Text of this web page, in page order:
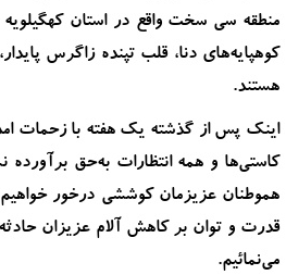
منطقه سی سخت واقع در استان
کوهپایه‌های دنا، قلب تپنده زاگرس
هستند.
اینک پس از گذشته یک هفته با زحمات
کاستی‌ها و همه انتظارات به‌حق
هموطنان عزیزمان کوششی درخور خواهیم
قدرت و توان بر کاهش آلام عزیزان
می‌نمائیم.